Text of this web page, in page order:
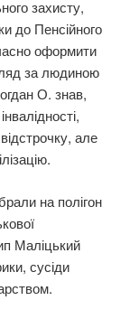
захисту,
до Пенсійного
оформити
за людиною
О. знав,
але
на полігон
Маліцький
сусіди